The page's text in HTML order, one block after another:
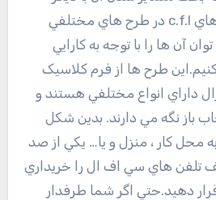
برندها مي شود. تلفن هاي c.f.l در طرح هاي مختلفي
آن ها را با توجه به کارايي
طرح ها از فرم کلاسيک
داراي انواع مختلفي هستند و
باز نگه مي دارند. بدين شکل
محل کار ، منزل و يا… يکي از صد
تلفن هاي سي اف ال را خريداري
دهيد.حتي اگر شما طرفدار